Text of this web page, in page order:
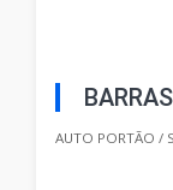
AUTO PORTÃO /